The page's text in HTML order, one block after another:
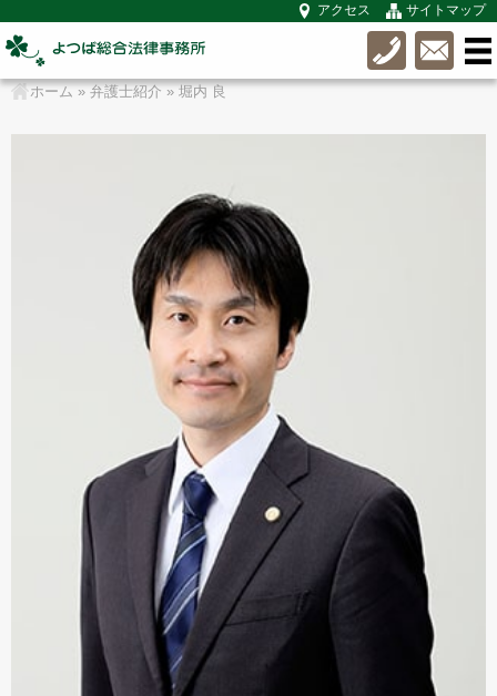
アクセス サイトマップ
ホーム » 弁護士紹介 » 堀内 良